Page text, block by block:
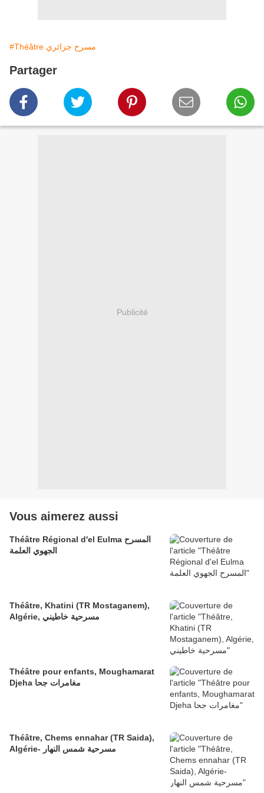
#Théâtre مسرح جزائري
Partager
Publicité
Vous aimerez aussi
Théâtre Régional d'el Eulma المسرح
الجهوي العلمة
Théâtre, Khatini (TR Mostaganem),
Algérie, مسرحية خاطيني
Théâtre pour enfants, Moughamarat
Djeha مغامرات جحا
Théâtre, Chems ennahar (TR Saida),
Algérie- مسرحية شمس النهار